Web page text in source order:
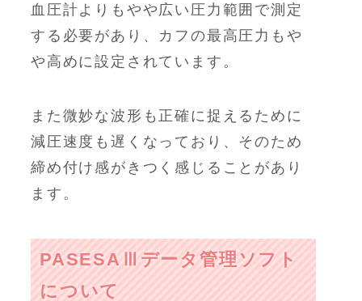
血圧計よりもやや広い圧力範囲で測定
する必要があり、カフの最高圧力もや
や高めに設定されています。
また微妙な波形も正確に捉えるために
減圧速度も遅くなっており、そのため
締め付け感がきつく感じることがあり
ます。
PASESAⅢデータ管理ソフト
について